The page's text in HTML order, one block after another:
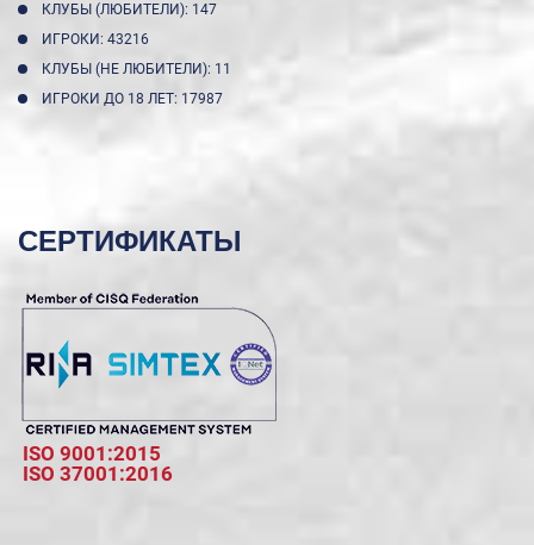
КЛУБЫ (ЛЮБИТЕЛИ): 147
ИГРОКИ: 43216
КЛУБЫ (НЕ ЛЮБИТЕЛИ): 11
ИГРОКИ ДО 18 ЛЕТ: 17987
СЕРТИФИКАТЫ
ISO 9001:2015
ISO 37001:2016